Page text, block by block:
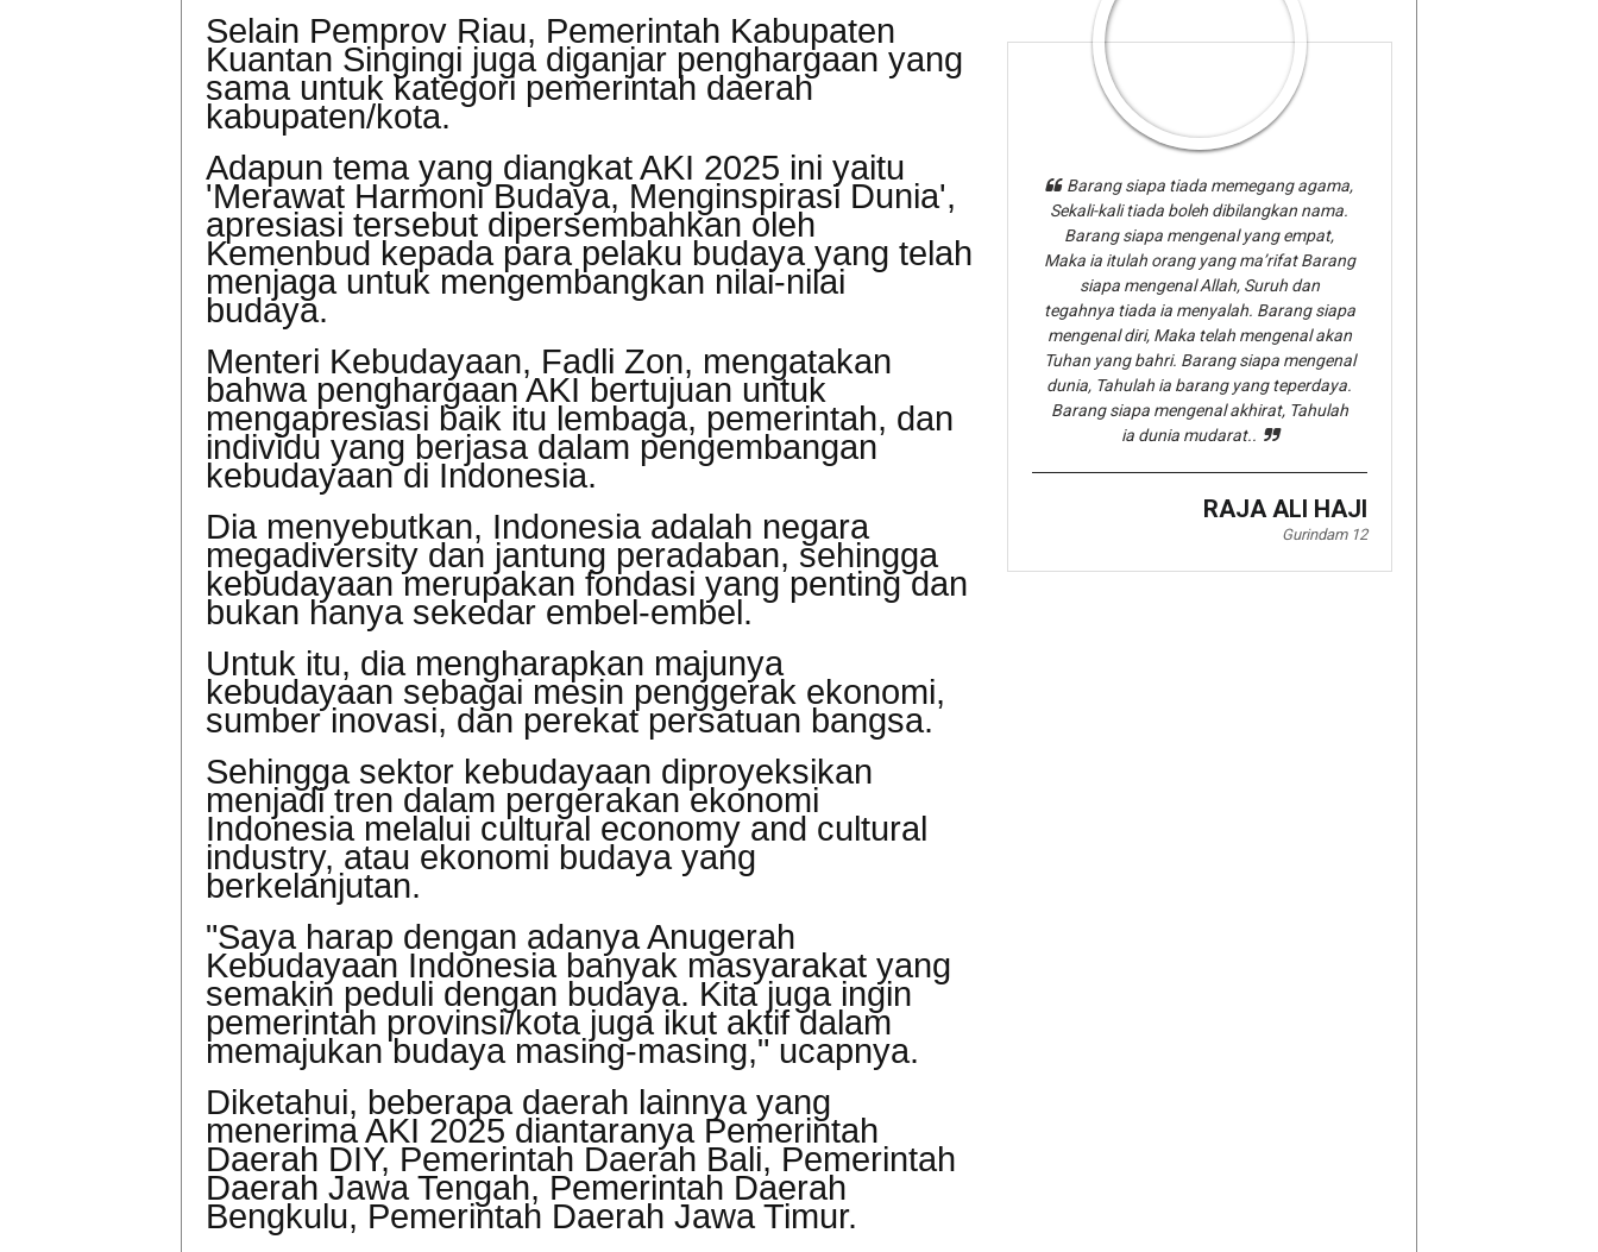
Selain Pemprov Riau, Pemerintah Kabupaten
Kuantan Singingi juga diganjar penghargaan yang
sama untuk kategori pemerintah daerah
kabupaten/kota.
Adapun tema yang diangkat AKI 2025 ini yaitu
'Merawat Harmoni Budaya, Menginspirasi Dunia',
apresiasi tersebut dipersembahkan oleh
Kemenbud kepada para pelaku budaya yang telah
menjaga untuk mengembangkan nilai-nilai
budaya.
Menteri Kebudayaan, Fadli Zon, mengatakan
bahwa penghargaan AKI bertujuan untuk
mengapresiasi baik itu lembaga, pemerintah, dan
individu yang berjasa dalam pengembangan
kebudayaan di Indonesia.
Dia menyebutkan, Indonesia adalah negara
megadiversity dan jantung peradaban, sehingga
kebudayaan merupakan fondasi yang penting dan
bukan hanya sekedar embel-embel.
Untuk itu, dia mengharapkan majunya
kebudayaan sebagai mesin penggerak ekonomi,
sumber inovasi, dan perekat persatuan bangsa.
Sehingga sektor kebudayaan diproyeksikan
menjadi tren dalam pergerakan ekonomi
Indonesia melalui cultural economy and cultural
industry, atau ekonomi budaya yang
berkelanjutan.
"Saya harap dengan adanya Anugerah
Kebudayaan Indonesia banyak masyarakat yang
semakin peduli dengan budaya. Kita juga ingin
pemerintah provinsi/kota juga ikut aktif dalam
memajukan budaya masing-masing," ucapnya.
Diketahui, beberapa daerah lainnya yang
menerima AKI 2025 diantaranya Pemerintah
Daerah DIY, Pemerintah Daerah Bali, Pemerintah
Daerah Jawa Tengah, Pemerintah Daerah
Bengkulu, Pemerintah Daerah Jawa Timur.
Barang siapa tiada memegang agama,
Sekali-kali tiada boleh dibilangkan nama.
Barang siapa mengenal yang empat,
Maka ia itulah orang yang ma’rifat Barang
siapa mengenal Allah, Suruh dan
tegahnya tiada ia menyalah. Barang siapa
mengenal diri, Maka telah mengenal akan
Tuhan yang bahri. Barang siapa mengenal
dunia, Tahulah ia barang yang teperdaya.
Barang siapa mengenal akhirat, Tahulah
ia dunia mudarat..
RAJA ALI HAJI
Gurindam 12